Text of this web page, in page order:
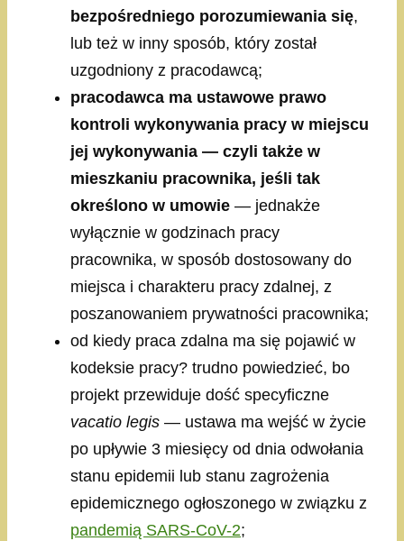
bezpośredniego porozumiewania się,
lub też w inny sposób, który został
uzgodniony z pracodawcą;
pracodawca ma ustawowe prawo
kontroli wykonywania pracy w miejscu
jej wykonywania — czyli także w
mieszkaniu pracownika, jeśli tak
określono w umowie — jednakże
wyłącznie w godzinach pracy
pracownika, w sposób dostosowany do
miejsca i charakteru pracy zdalnej, z
poszanowaniem prywatności pracownika;
od kiedy praca zdalna ma się pojawić w
kodeksie pracy? trudno powiedzieć, bo
projekt przewiduje dość specyficzne
vacatio legis — ustawa ma wejść w życie
po upływie 3 miesięcy od dnia odwołania
stanu epidemii lub stanu zagrożenia
epidemicznego ogłoszonego w związku z
pandemią SARS-CoV-2;